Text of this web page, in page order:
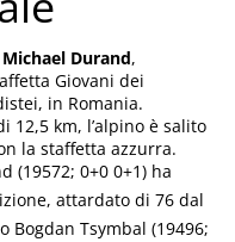
Michael Durand,
Giovani dei
in Romania.
12,5 km, l’alpino è salito
la staffetta azzurra.
0+0 0+1) ha
attardato di 76 dal
Tsymbal (19496;